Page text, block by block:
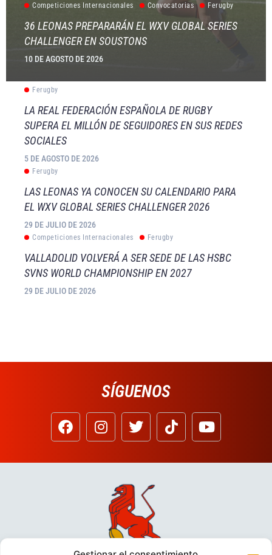
Competiciones Internacionales Convocatorias Ferugby
36 LEONAS PREPARARÁN EL WXV GLOBAL SERIES
CHALLENGER EN SOUSTONS
10 DE AGOSTO DE 2026
Ferugby
LA REAL FEDERACIÓN ESPAÑOLA DE RUGBY
SUPERA EL MILLÓN DE SEGUIDORES EN SUS REDES
SOCIALES
5 DE AGOSTO DE 2026
Ferugby
LAS LEONAS YA CONOCEN SU CALENDARIO PARA
EL WXV GLOBAL SERIES CHALLENGER 2026
29 DE JULIO DE 2026
Competiciones Internacionales Ferugby
VALLADOLID VOLVERÁ A SER SEDE DE LAS HSBC
SVNS WORLD CHAMPIONSHIP EN 2027
29 DE JULIO DE 2026
SÍGUENOS